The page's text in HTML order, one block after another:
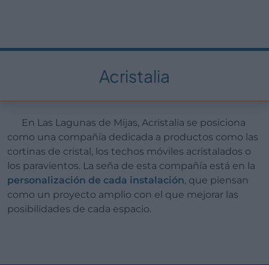
Acristalia
En Las Lagunas de Mijas, Acristalia se posiciona
como una compañía dedicada a productos como las
cortinas de cristal, los techos móviles acristalados o
los paravientos. La seña de esta compañía está en la
personalización de cada instalación, que piensan
como un proyecto amplio con el que mejorar las
posibilidades de cada espacio.